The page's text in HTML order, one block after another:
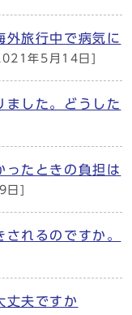
外旅行中で病気に
年5月14日]
ました。どうした
ったときの負担は
日]
れるのですか。
丈夫ですか